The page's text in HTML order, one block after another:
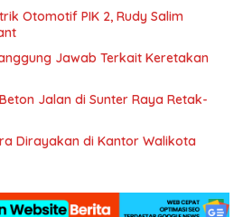
Otomotif PIK 2, Rudy Salim
Jawab Terkait Keretakan
Sunter Raya Retak-
Dirayakan di Kantor Walikota